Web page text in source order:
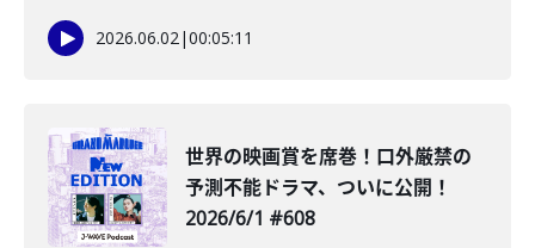
2026.06.02|00:05:11
世界の映画賞を席巻！口外厳禁の
予測不能ドラマ、ついに公開！
2026/6/1 #608